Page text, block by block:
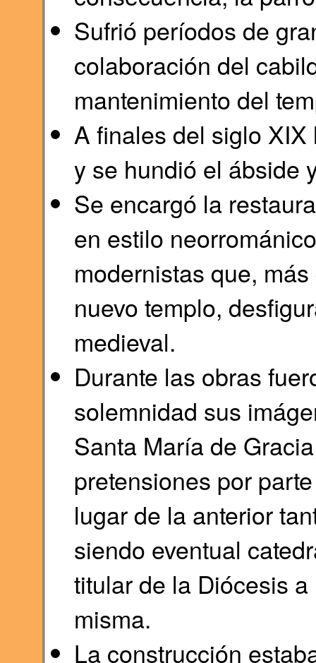
Sufrió períodos de
colaboración del
mantenimiento del
A finales del siglo
y se hundió el ábside
Se encargó la
en estilo
modernistas que,
nuevo templo,
medieval.
Durante las obras
solemnidad sus
Santa María de
pretensiones por
lugar de la anterior
siendo eventual
titular de la Diócesis
misma.
La construcción